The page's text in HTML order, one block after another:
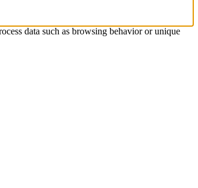
data such as browsing behavior or unique